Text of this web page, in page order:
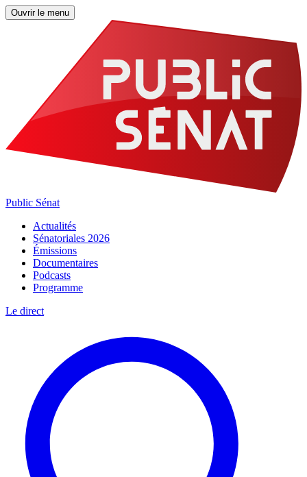
Ouvrir le menu
Public Sénat
Actualités
Sénatoriales 2026
Émissions
Documentaires
Podcasts
Programme
Le direct